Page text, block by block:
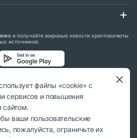
и получайте мировые новости криптовалюты
источников:
сетях:
использовании материалов ссылка на
файлы «cookie» с
сервисов и повышения
сайтом.
ваши пользовательские
пожалуйста, ограничьте их